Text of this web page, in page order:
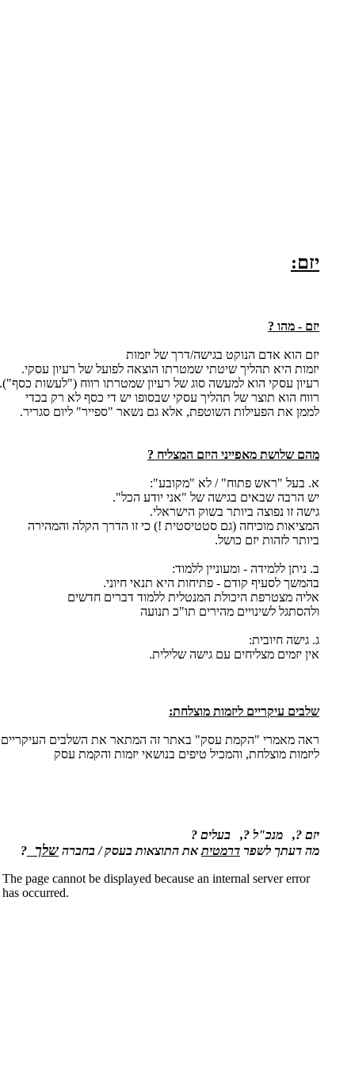
יזם:
יזם - מהו ?
יזם הוא אדם הנוקט בגישה/דרך של יזמות
יזמות היא תהליך שיטתי שמטרתו הוצאה לפועל של רעיון עסקי.
רעיון עסקי הוא למעשה סוג של רעיון שמטרתו רווח ("לעשות כסף").
רווח הוא תוצר של תהליך עסקי שבסופו יש די כסף לא רק בכדי
לממן את הפעילות השוטפת, אלא גם נשאר "ספייר" ליום סגריר.
מהם שלושת מאפייני היזם המצליח ?
א. בעל "ראש פתוח" / לא "מקובע":
יש הרבה שבאים בגישה של "אני יודע הכל".
גישה זו נפוצה ביותר בשוק הישראלי.
המציאות מוכיחה (גם סטטיסטית !) כי זו הדרך הקלה והמהירה
ביותר לזהות יזם כושל.
ב. ניתן ללמידה - ומעוניין ללמוד:
בהמשך לסעיף קודם - פתיחות היא תנאי חיוני.
אליה מצטרפת היכולת המנטלית ללמוד דברים חדשים
ולהסתגל לשינויים מהירים תו"כ תנועה
ג. גישה חיובית:
אין יזמים מצליחים עם גישה שלילית.
שלבים עיקריים ליזמות מוצלחת:
ראה מאמרי "הקמת עסק" באתר זה המתאר את השלבים העיקריים
ליזמות מוצלחת, והמכיל טיפים בנושאי יזמות והקמת עסק
יזם ?, מנכ"ל ?, בעלים ?
מה דעתך לשפר דרמטיתאת התוצאות בעסק / בחברה שלך ?